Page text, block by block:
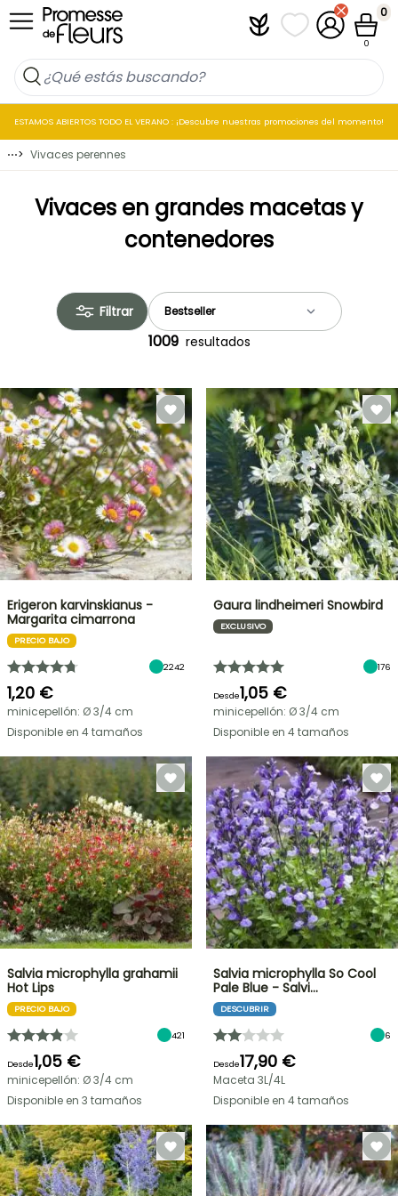
Ir al contenido PlantfitMis listas de
Mi cuenta
Cesta
0
0
ESTAMOS ABIERTOS TODO EL VERANO : ¡Descubre nuestras promociones del momento!
⋯> Vivaces perennes
Vivaces en grandes macetas y
contenedores
Filtrar
1009 resultados
OFERTA
RELÁMPAGO
¡HASTA
Erigeron karvinskianus -
Margarita cimarrona
PRECIO BAJO
2242
1,20 €
minicepellón: Ø 3/4 cm
Disponible en 4 tamaños
Gaura lindheimeri Snowbird
EXCLUSIVO
176
Desde1,05 €
minicepellón: Ø 3/4 cm
Disponible en 4 tamaños
Salvia microphylla grahamii
Hot Lips
PRECIO BAJO
421
Desde1,05 €
minicepellón: Ø 3/4 cm
Disponible en 3 tamaños
Salvia microphylla So Cool
Pale Blue - Salvi…
DESCUBRIR
6
Desde17,90 €
Maceta 3L/4L
Disponible en 4 tamaños